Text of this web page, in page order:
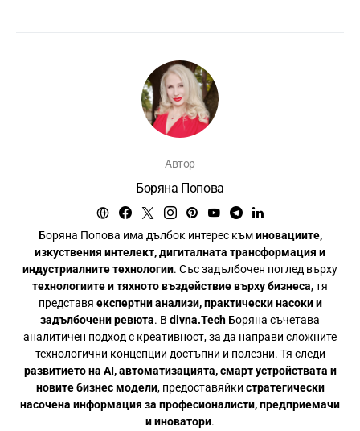
Автор
Боряна Попова
Боряна Попова има дълбок интерес къминовациите,
изкуствения интелект, дигиталната трансформация и
индустриалните технологии. Със задълбочен поглед върху
технологиите и тяхното въздействие върху бизнеса, тя
представя експертни анализи, практически насоки и
задълбочени ревюта. В divna.Tech Боряна съчетава
аналитичен подход с креативност, за да направи сложните
технологични концепции достъпни и полезни. Тя следи
развитието на AI, автоматизацията, смарт устройствата и
новите бизнес модели, предоставяйки стратегически
насочена информация за професионалисти, предприемачи
и иноватори.